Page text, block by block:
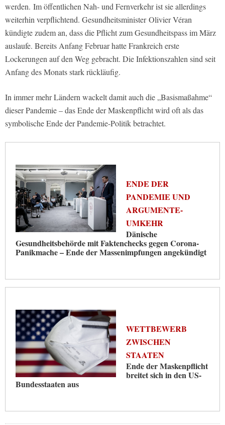
werden. Im öffentlichen Nah- und Fernverkehr ist sie allerdings
weiterhin verpflichtend. Gesundheitsminister Olivier Véran
kündigte zudem an, dass die Pflicht zum Gesundheitspass im März
auslaufe. Bereits Anfang Februar hatte Frankreich erste
Lockerungen auf den Weg gebracht. Die Infektionszahlen sind seit
Anfang des Monats stark rückläufig.
In immer mehr Ländern wackelt damit auch die „Basismaßahme“
dieser Pandemie – das Ende der Maskenpflicht wird oft als das
symbolische Ende der Pandemie-Politik betrachtet.
ENDE DER
PANDEMIE UND
ARGUMENTE-
UMKEHR
Dänische
Gesundheitsbehörde mit Faktenchecks gegen Corona-
Panikmache – Ende der Massenimpfungen angekündigt
WETTBEWERB
ZWISCHEN
STAATEN
Ende der Maskenpflicht
breitet sich in den US-
Bundesstaaten aus